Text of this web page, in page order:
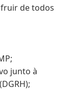
de todos
junto à